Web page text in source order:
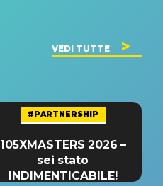
VEDI TUTTE
#PARTNERSHIP
105XMASTERS 2026 –
sei stato
INDIMENTICABILE!